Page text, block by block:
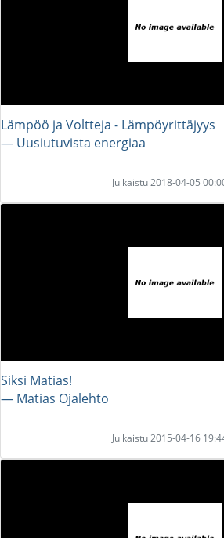
Lämpöö ja Voltteja - Lämpöyrittäjyys
― Uusiutuvista energiaa
Julkaistu 2018-04-05
Siksi Matias!
― Matias Ojalehto
Julkaistu 2015-04-16